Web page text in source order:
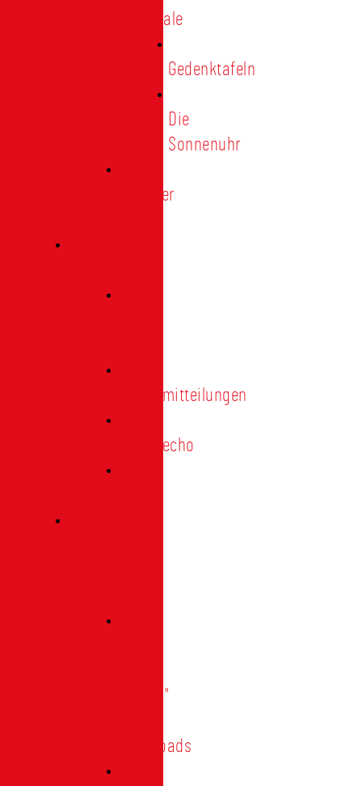
Denkmale
Gedenktafeln
Die
Sonnenuhr
Ratinger
Pressemitteilungen
Presseecho
"digital"
Downloads